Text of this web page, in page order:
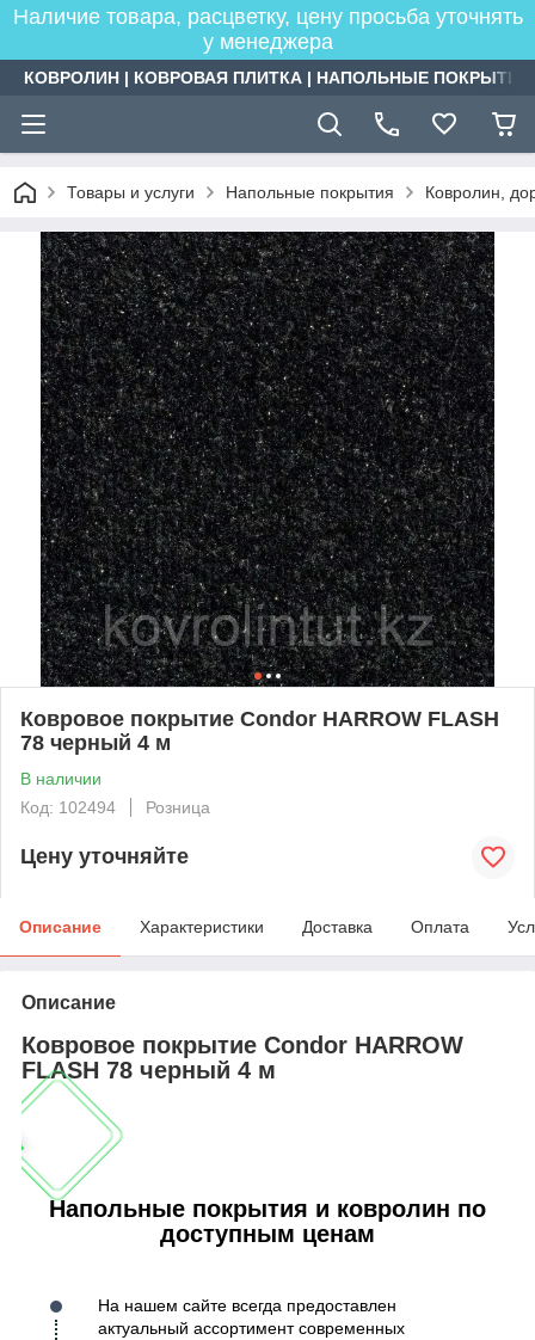
Наличие товара, расцветку, цену просьба уточнять
у менеджера
КОВРОЛИН | КОВРОВАЯ ПЛИТКА | НАПОЛЬНЫЕ
Товары и услуги Напольные покрытия Ковролин,
Ковровое покрытие Condor HARROW FLASH
78 черный 4 м
В наличии
Код: 102494
Розница
Цену уточняйте
Описание Характеристики Доставка Оплата
Описание
Ковровое покрытие Condor HARROW
FLASH 78 черный 4 м
Напольные покрытия и ковролин по
доступным ценам
На нашем сайте всегда предоставлен
актуальный ассортимент современных